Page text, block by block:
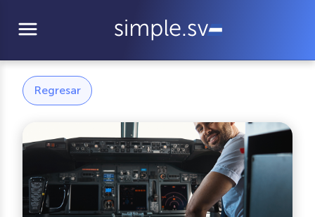
menu
Regresar